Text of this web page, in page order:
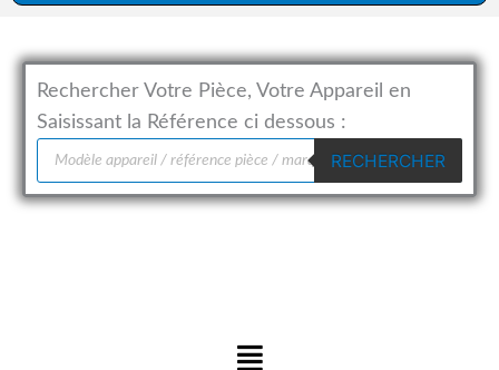
Rechercher Votre Pièce, Votre Appareil en
Saisissant la Référence ci dessous :
Recherche
produits
RECHERCHER
Menu